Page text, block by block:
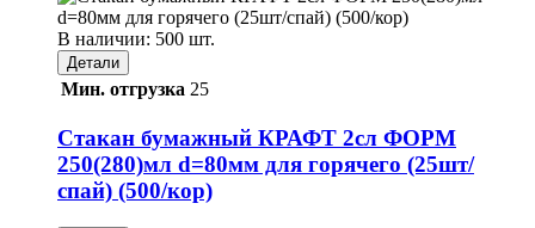
В наличии: 500 шт.
Детали
Мин. отгрузка 25
Стакан бумажный КРАФТ 2сл ФОРМ
250(280)мл d=80мм для горячего (25шт/
спай) (500/кор)